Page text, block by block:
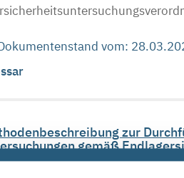
vom:
zur
gemäß
zur Durchführung der